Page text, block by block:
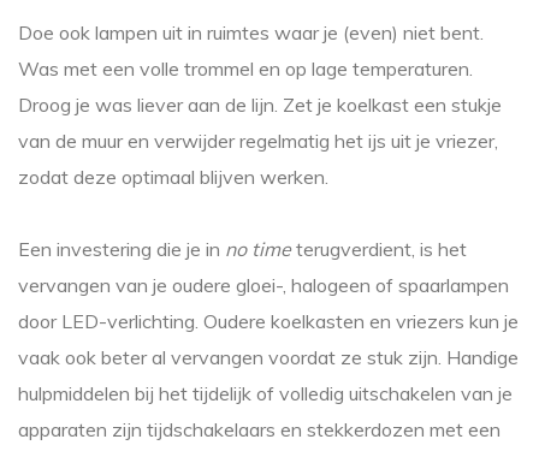
Doe ook lampen uit in ruimtes waar je (even) niet bent.
Was met een volle trommel en op lage temperaturen.
Droog je was liever aan de lijn. Zet je koelkast een stukje
van de muur en verwijder regelmatig het ijs uit je vriezer,
zodat deze optimaal blijven werken.
Een investering die je in no timeterugverdient, is het
vervangen van je oudere gloei-, halogeen of spaarlampen
door LED-verlichting. Oudere koelkasten en vriezers kun je
vaak ook beter al vervangen voordat ze stuk zijn. Handige
hulpmiddelen bij het tijdelijk of volledig uitschakelen van je
apparaten zijn tijdschakelaars en stekkerdozen met een